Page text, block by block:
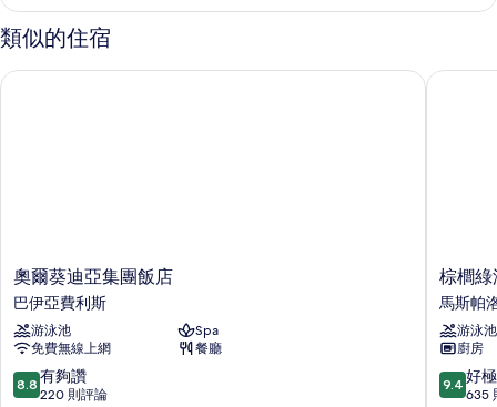
的
詳
情
類似的住宿
奧
爾
葵
迪
亞
集
團
奧爾葵迪亞集團飯店
巴伊亞費利斯
游泳池
Spa
免費無線上網
餐廳
8.8
分，
8.8 有夠讚
220 則評論
奧爾葵迪亞集團飯店
棕
櫚
綠
洲
瑪
斯
帕
棕櫚綠
馬斯帕
游泳池
廚房
9.4
分，
9.4 好
635
棕櫚綠